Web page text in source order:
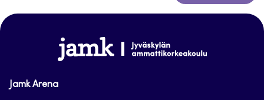
takaisin
www.jamk.fi
Jamk Arena